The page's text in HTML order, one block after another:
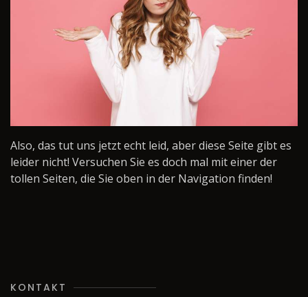
Also, das tut uns jetzt echt leid, aber diese Seite gibt es
leider nicht! Versuchen Sie es doch mal mit einer der
tollen Seiten, die Sie oben in der Navigation finden!
KONTAKT